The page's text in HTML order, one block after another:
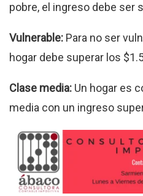
pobre, el ingreso debe ser
Vulnerable: Para no ser
hogar debe superar los
Clase media: Un hogar es
media con un ingreso